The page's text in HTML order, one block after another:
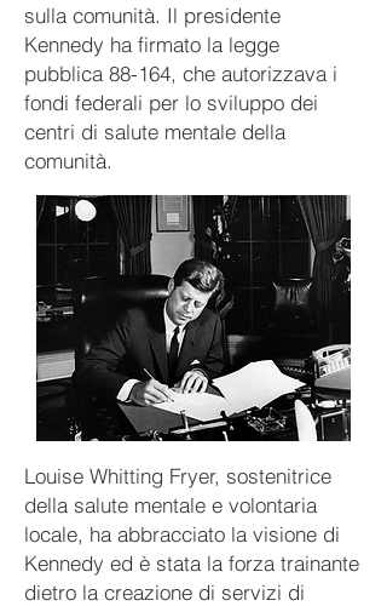
sulla comunità. Il presidente
Kennedy ha firmato la legge
pubblica 88-164, che autorizzava i
fondi federali per lo sviluppo dei
centri di salute mentale della
comunità.
Louise Whitting Fryer, sostenitrice
della salute mentale e volontaria
locale, ha abbracciato la visione di
Kennedy ed è stata la forza trainante
dietro la creazione di servizi di